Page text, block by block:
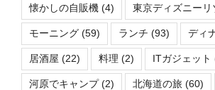
懐かしの自販機 (4) 東京ディズニーリ
モーニング (59) ランチ (93) ディ
居酒屋 (22) 料理 (2) ITガジェット
河原でキャンプ(2) 北海道の旅 (60)